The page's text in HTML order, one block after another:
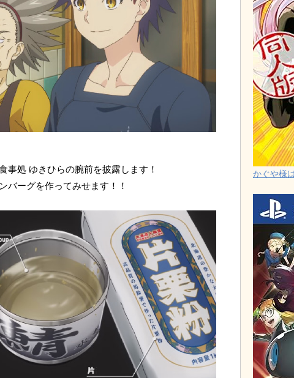
事処 ゆきひらの腕前を披露します！
バーグを作ってみせます！！
かぐや様